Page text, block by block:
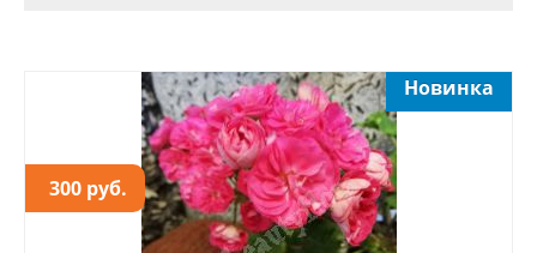
300 руб.
Новинка